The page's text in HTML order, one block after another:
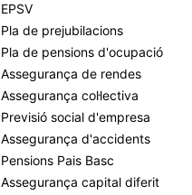
EPSV
Pla de prejubilacions
Pla de pensions d'ocupació
Assegurança de rendes
Assegurança col·lectiva
Previsió social d'empresa
Assegurança d'accidents
Pensions Pais Basc
Assegurança capital diferit